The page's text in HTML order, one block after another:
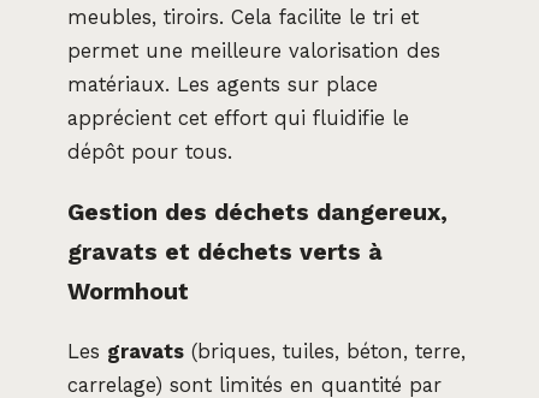
meubles, tiroirs. Cela facilite le tri et
permet une meilleure valorisation des
matériaux. Les agents sur place
apprécient cet effort qui fluidifie le
dépôt pour tous.
Gestion des déchets dangereux,
gravats et déchets verts à
Wormhout
Les gravats (briques, tuiles, béton, terre,
carrelage) sont limités en quantité par